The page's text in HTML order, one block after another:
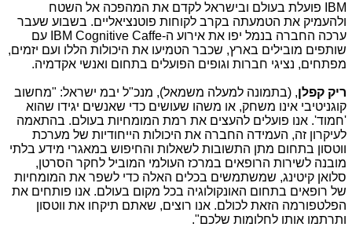
IBM
פועלת בעולם ובישראל לקדם את המהפכה אל השטח
ולהעמיק את הטמעתה בקרב לקוחות פוטנציאליים. בשבוע שעבר
ערכה החברה בנמל יפו את אירוע ה-Cognitive Caffe
IBM עם
שותפים מובילים בארץ, שכבר הטמיעו את היכולות הללו ועם יזמים,
מפתחים, נציגי חברות וגופים הפועלים בתחום ואנשי אקדמיה.
ריק קפלן, (בתמונה למעלה משמאל), מנכ"ל יבמ ישראל: "מחשוב
קוגניטיבי אינו משחק, או משהו שעושים כדי שאנשים יגידו שהוא
'חמוד'. אנו פועלים להעצים את רמת המומחיות בעולם. בהתאמה
לעיקרון זה, העמידה החברה את היכולות הייחודיות של מערכת
ווטסון בתחום מתן התשובות לשאלות והחיפוש במאגרי מידע בלתי
מובנה לשירות הרופאים במרכז העולמי המוביל לחקר הסרטן,
סלואן קיטינג, שמשתמשים בכלים האלה כדי לשפר את המומחיות
של רופאים בתחום האונקולוגיה בכל מקום בעולם. אנו פותחים את
הפלטפורמה הזאת לכולם. אנו רוצים, שאתם תיקחו את ווטסון
ותרתמו אותו לחלומות שלכם".